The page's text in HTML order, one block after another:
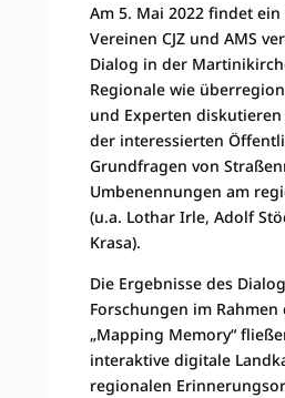
Am 5. Mai 2022 findet
Vereinen CJZ und AMS
Dialog in der
Regionale wie
und Experten
der interessierten
Grundfragen von
Umbenennungen am
(u.a. Lothar Irle, Adolf
Krasa).
Die Ergebnisse des
Forschungen im Rahmen
„Mapping Memory“
interaktive digitale
regionalen